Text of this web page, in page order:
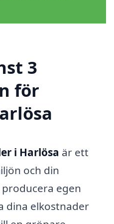
3
för
i Harlösa är ett
och din
egen
dina elkostnader